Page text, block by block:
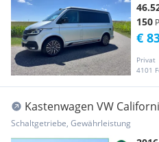
150
Privat
4101
€
Kastenwagen VW
Schaltgetriebe, Gewährleistung